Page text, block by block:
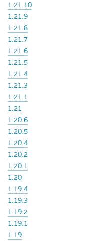
1.21.10
1.21.9
1.21.8
1.21.7
1.21.6
1.21.5
1.21.4
1.21.3
1.21.1
1.21
1.20.6
1.20.5
1.20.4
1.20.2
1.20.1
1.20
1.19.4
1.19.3
1.19.2
1.19.1
1.19